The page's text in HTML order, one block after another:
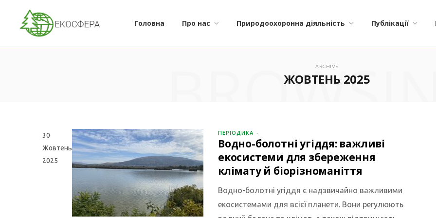
Головна Про нас Природоохоронна діяльність Публікації
ARCHIVE
ЖОВТЕНЬ 2025
30
Жовтень
2025
ПЕРІОДИКА
Водно-болотні угіддя: важливі
екосистеми для збереження
клімату й біорізноманіття
Водно-болотні угіддя є надзвичайно важливими
екосистемами для всієї планети. Вони регулюють